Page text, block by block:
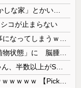
コが止まらない